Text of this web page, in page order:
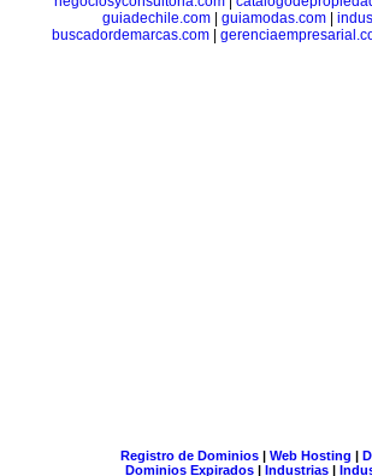
guiadechile.com
guiamodas.com
buscadordemarcas.com|
Registro de Dominios| Web Hosting |
Dominios Expirados | Industrias |